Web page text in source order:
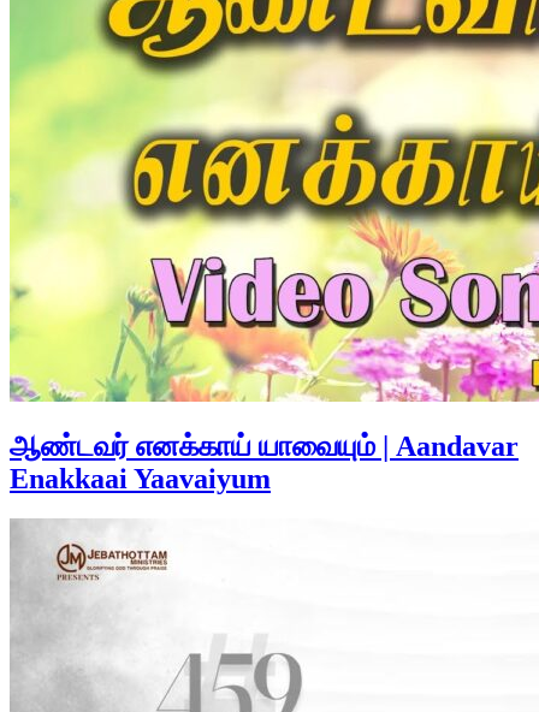
ஆண்டவர் எனக்காய் யாவையும் | Aandavar
Enakkaai Yaavaiyum